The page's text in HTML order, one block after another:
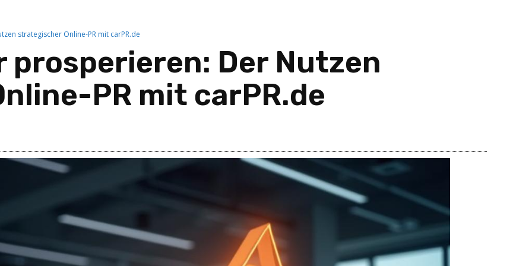
strategischer Online-PR mit carPR.de
prosperieren: Der Nutzen
PR mit carPR.de